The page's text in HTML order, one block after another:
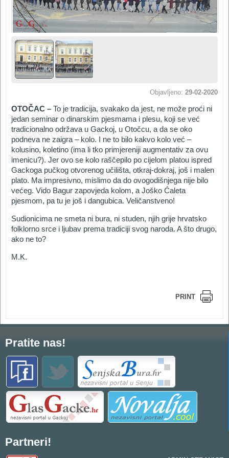
Objavljeno: 29-02-2020
OTOČAC – To je tradicija, svakako da jest, ne može proći ni
jedan seminar o dinarskim pjesmama i plesu, koji se već
tradicionalno održava u Gackoj, u Otočcu, a da se oko
podneva ne zaigra – kolo. I ne to bilo kakvo kolo već –
kolusino, koletino (ima li tko primjereniji augmentativ za ovu
imenicu?). Jer ovo se kolo raščepilo po cijelom platou ispred
Gackoga pučkog otvorenog učilišta, otkraj-dokraj, još i malen
plato. Ma impresivno, mislimo da do ovogodišnjega nije bilo
većeg. Vido Bagur zapovjeda kolom, a Joško Ćaleta
pjesmom, pa tu je još i dangubica. Veličanstveno!
Sudionicima ne smeta ni bura, ni studen, njih grije hrvatsko
folklorno srce i ljubav prema tradiciji svog naroda. A što drugo,
ako ne to?
M.K.
PRINT
Pratite nas!
Partneri!